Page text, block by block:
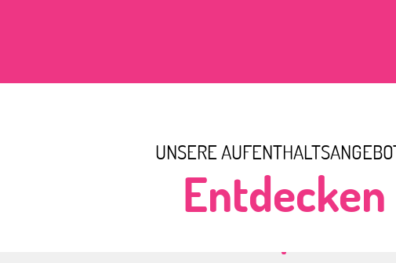
UNSERE
Entdecken